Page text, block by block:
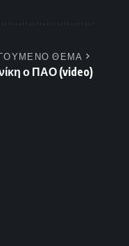
ΘΕΜΑ
ο ΠΑΟ (video)